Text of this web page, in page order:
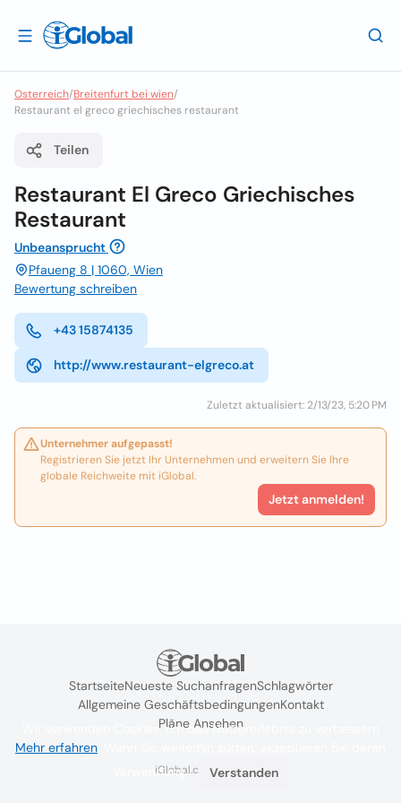
Osterreich/Breitenfurt bei wien/
Restaurant el greco griechisches restaurant
Teilen
Restaurant El Greco Griechisches
Restaurant
Unbeansprucht
Pfaueng 8 | 1060, Wien
Bewertung schreiben
+43 15874135
http://www.restaurant-elgreco.at
Zuletzt aktualisiert: 2/13/23, 5:20 PM
Unternehmer aufgepasst!
Registrieren Sie jetzt Ihr Unternehmen und erweitern Sie Ihre
globale Reichweite mit iGlobal.
Jetzt anmelden!
StartseiteNeueste SuchanfragenSchlagwörter
Allgemeine GeschäftsbedingungenKontakt
Pläne Ansehen
iGlobal.co @ 2024
Wir verwenden Cookies, um das Nutzererlebnis zu verbessern
Mehr erfahren
Verwendung.
Verstanden